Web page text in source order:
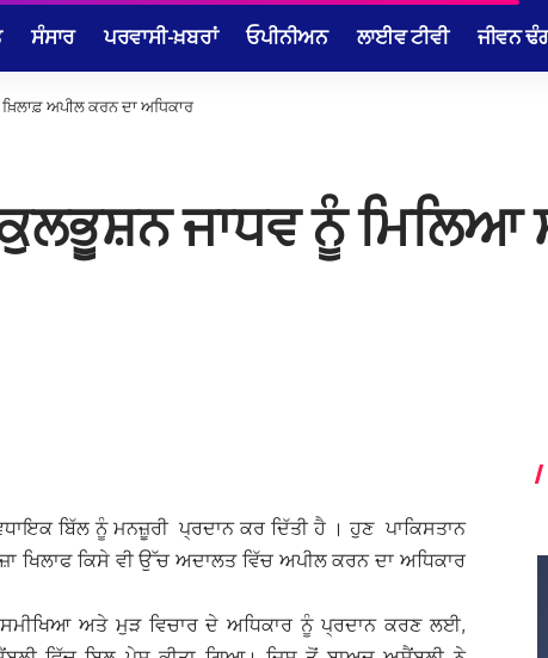
ਸੰਸਾਰ ਪਰਵਾਸੀ-ਖ਼ਬਰਾਂ ਓਪੀਨੀਅਨ ਲਾਈਵ ਟੀਵੀ ਜੀਵਨ
ਅਪੀਲ ਕਰਨ ਦਾ ਅਧਿਕਾਰ
ਜਾਧਵ ਨੂੰ ਮਿਲਿਆ
ਬਿੱਲ ਨੂੰ ਮਨਜ਼ੂਰੀ ਪ੍ਰਦਾਨ ਕਰ ਦਿੱਤੀ ਹੈ । ਹੁਣ ਪਾਕਿਸਤਾਨ
ਖਿਲਾਫ ਕਿਸੇ ਵੀ ਉੱਚ ਅਦਾਲਤ ਵਿੱਚ ਅਪੀਲ ਕਰਨ ਦਾ ਅਧਿਕਾਰ
ਅਤੇ ਮੁੜ ਵਿਚਾਰ ਦੇ ਅਧਿਕਾਰ ਨੂੰ ਪ੍ਰਦਾਨ ਕਰਣ ਲਈ,